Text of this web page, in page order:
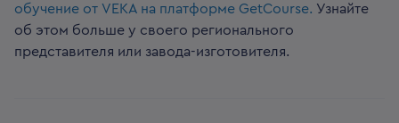
обучение от VEKA на платформе GetCourse. Узнайте
об этом больше у своего регионального
представителя или завода-изготовителя.